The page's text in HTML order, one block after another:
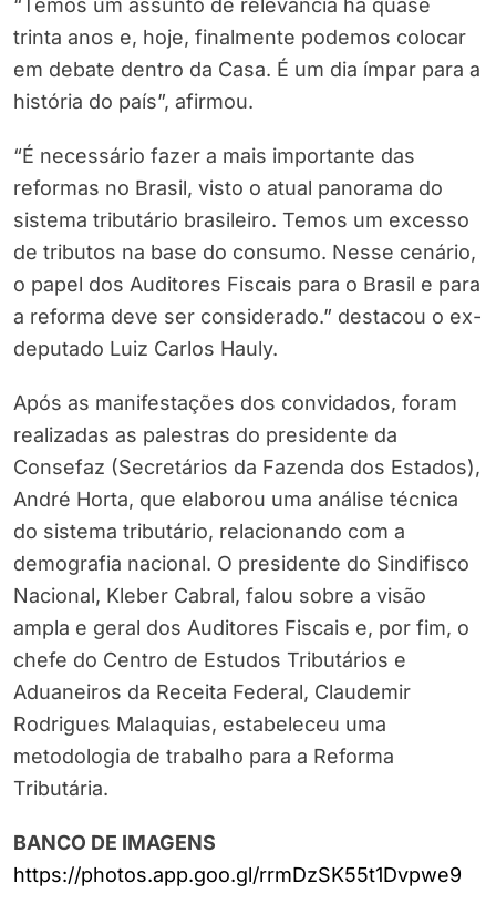
“Temos um assunto de relevância há quase
trinta anos e, hoje, finalmente podemos colocar
em debate dentro da Casa. É um dia ímpar para a
história do país”, afirmou.
“É necessário fazer a mais importante das
reformas no Brasil, visto o atual panorama do
sistema tributário brasileiro. Temos um excesso
de tributos na base do consumo. Nesse cenário,
o papel dos Auditores Fiscais para o Brasil e para
a reforma deve ser considerado.” destacou o ex-
deputado Luiz Carlos Hauly.
Após as manifestações dos convidados, foram
realizadas as palestras do presidente da
Consefaz (Secretários da Fazenda dos Estados),
André Horta, que elaborou uma análise técnica
do sistema tributário, relacionando com a
demografia nacional. O presidente do Sindifisco
Nacional, Kleber Cabral, falou sobre a visão
ampla e geral dos Auditores Fiscais e, por fim, o
chefe do Centro de Estudos Tributários e
Aduaneiros da Receita Federal, Claudemir
Rodrigues Malaquias, estabeleceu uma
metodologia de trabalho para a Reforma
Tributária.
BANCO DE IMAGENS
https://photos.app.goo.gl/rrmDzSK55t1Dvpwe9